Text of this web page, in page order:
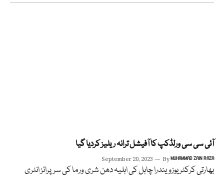
آئی سی سی ورلڈکپ کا آفیشل ترانہ ریلیز کردیا گیا
September 20, 2023 ByMUHAMMAD ZAIN RAZA
بھارتی کرکٹر یوزویندرا چاہل کی اہلیہ دھن شری ورما کی سرپرائز انٹری